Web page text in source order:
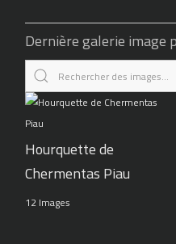
Dernière galerie image
Hourquette de
Chermentas Piau
12 Images